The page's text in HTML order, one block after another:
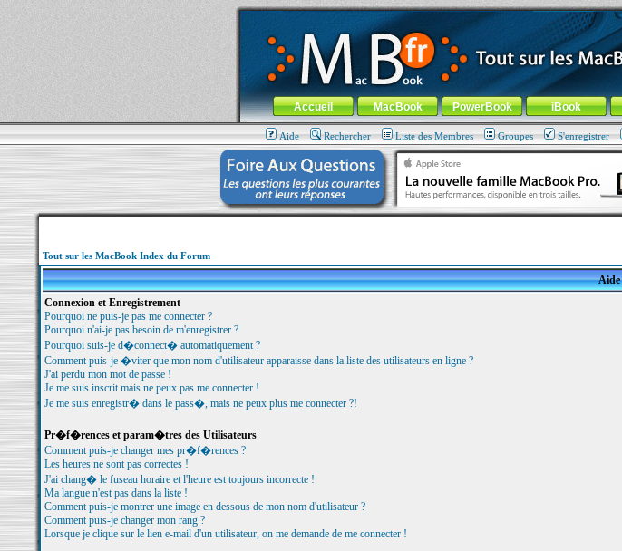
MacBook-fr.com : 100% Apple... 100% nomade !
Aller au contenu-Aller au menu général-Aller au menu de la rubrique
Menu général
Accueil MacBook PowerBook iBook
Aide Rechercher Liste des Membres Groupes S'enregistrer
Tout sur les MacBook Index du Forum
Aide
Connexion et Enregistrement
Pourquoi ne puis-je pas me connecter ?
Pourquoi n'ai-je pas besoin de m'enregistrer ?
Pourquoi suis-je d�connect� automatiquement ?
Comment puis-je �viter que mon nom d'utilisateur apparaisse dans la liste des utilisateurs en ligne ?
J'ai perdu mon mot de passe !
Je me suis inscrit mais ne peux pas me connecter !
Je me suis enregistr� dans le pass�, mais ne peux plus me connecter ?!
Pr�f�rences et param�tres des Utilisateurs
Comment puis-je changer mes pr�f�rences ?
Les heures ne sont pas correctes !
J'ai chang� le fuseau horaire et l'heure est toujours incorrecte !
Ma langue n'est pas dans la liste !
Comment puis-je montrer une image en dessous de mon nom d'utilisateur ?
Comment puis-je changer mon rang ?
Lorsque je clique sur le lien e-mail d'un utilisateur, on me demande de me connecter !